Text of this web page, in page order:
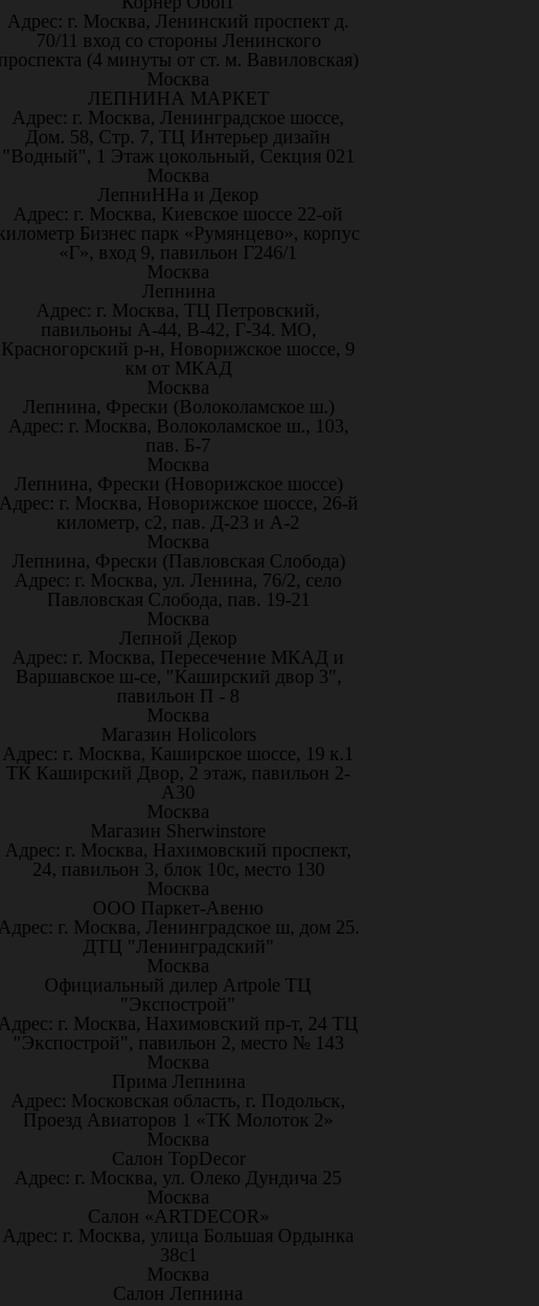
Адрес: г. Москва, Ленинский проспект д.
70/11 вход со стороны Ленинского
(4 минуты от ст. м. Вавиловская)
Москва
ЛЕПНИНА МАРКЕТ
Адрес: г. Москва, Ленинградское шоссе,
Дом. 58, Стр. 7, ТЦ Интерьер дизайн
"Водный", 1 Этаж цокольный, Секция 021
Москва
ЛепниННа и Декор
Адрес: г. Москва, Киевское шоссе 22-ой
Бизнес парк «Румянцево», корпус
«Г», вход 9, павильон Г246/1
Москва
Лепнина
Адрес: г. Москва, ТЦ Петровский,
павильоны А-44, В-42, Г-34. МО,
Красногорский р-н, Новорижское шоссе, 9
км от МКАД
Москва
Лепнина, Фрески (Волоколамское ш.)
Адрес: г. Москва, Волоколамское ш., 103,
пав. Б-7
Москва
Лепнина, Фрески (Новорижское шоссе)
г. Москва, Новорижское шоссе, 26-й
километр, с2, пав. Д-23 и А-2
Москва
Лепнина, Фрески (Павловская Слобода)
Адрес: г. Москва, ул. Ленина, 76/2, село
Павловская Слобода, пав. 19-21
Москва
Лепной Декор
Адрес: г. Москва, Пересечение МКАД и
Варшавское ш-се, "Каширский двор 3",
павильон П - 8
Москва
Магазин Holicolors
Адрес: г. Москва, Каширское шоссе, 19 к.1
ТК Каширский Двор, 2 этаж, павильон 2-
А30
Москва
Магазин Sherwinstore
Адрес: г. Москва, Нахимовский проспект,
24, павильон 3, блок 10с, место 130
Москва
ООО Паркет-Авeню
г. Москва, Ленинградское ш, дом 25.
ДТЦ "Ленинградский"
Москва
Официальный дилер Artpole ТЦ
"Экспострой"
г. Москва, Нахимовский пр-т, 24 ТЦ
"Экспострой", павильон 2, место № 143
Москва
Прима Лепнина
Адрес: Московская область, г. Подольск,
Проезд Авиаторов 1 «ТК Молоток 2»
Москва
Салон TopDecor
Адрес: г. Москва, ул. Олеко Дундича 25
Москва
Салон «ARTDECOR»
Адрес: г. Москва, улица Большая Ордынка
38с1
Москва
Салон Лепнина